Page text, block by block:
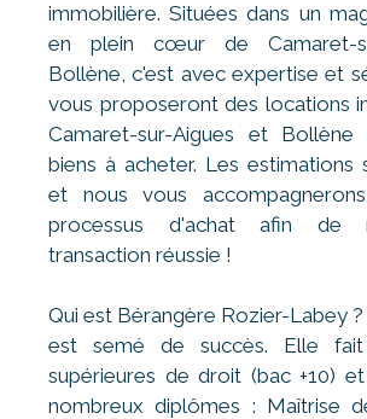
immobilière. Situées dans un
en plein cœur de Camaret-
Bollène, c'est avec expertise et
vous proposeront des locations
Camaret-sur-Aigues et Bollène
biens à acheter. Les estimations
et nous vous
processus d'achat afin de
transaction réussie !
Qui est Bérangère Rozier-Labey
est semé de succès. Elle
supérieures de droit (bac +10)
nombreux diplômes : Maîtrise